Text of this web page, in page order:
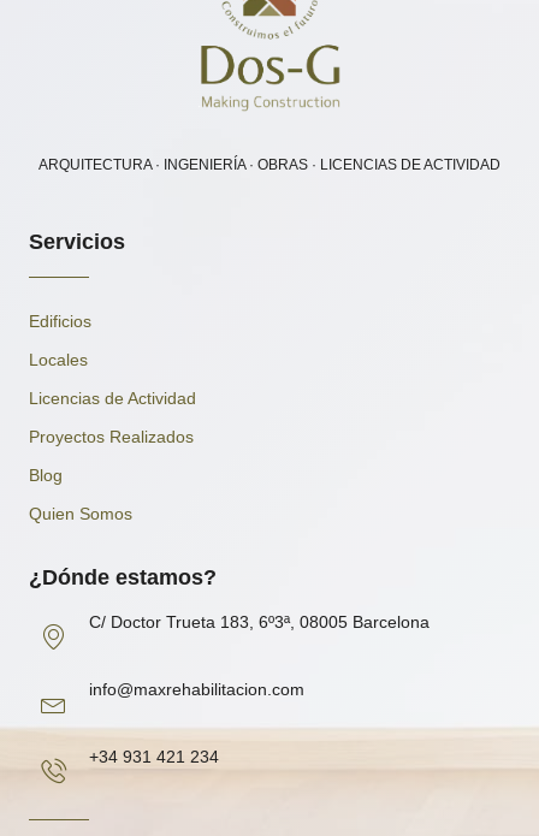
ARQUITECTURA · INGENIERÍA · OBRAS · LICENCIAS DE ACTIVIDAD
Servicios
Edificios
Locales
Licencias de Actividad
Proyectos Realizados
Blog
Quien Somos
¿Dónde estamos?
C/ Doctor Trueta 183, 6º3ª, 08005 Barcelona
info@maxrehabilitacion.com
+34 931 421 234